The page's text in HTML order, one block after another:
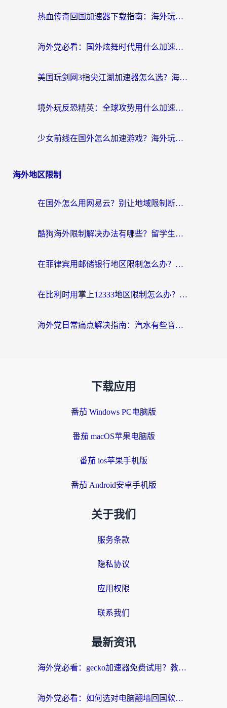
热血传奇回国加速器下载指南：海外玩家如何流畅砍怪不卡顿？
海外党必看：国外炫舞时代用什么加速器比较好？解决延迟卡顿的终极方案
美国玩剑网3指尖江湖加速器怎么选？海外党亲测避坑指南
境外玩反恐精英：全球攻势用什么加速器？2026海外玩家亲测实用指南
少女前线在国外怎么加速游戏？海外玩家必看的国服游戏畅玩指南
海外地区限制
在国外怎么用网易云？别让地域限制断了你的中文歌单——附听书社交定位解决方案
酷狗海外限制解决办法有哪些？留学生亲测有效的回国加速指南
在菲律宾用邮储银行地区限制怎么办？海外华人必看的回国加速解决方案
在比利时用掌上12333地区限制怎么办？海外华人亲测有效的回国加速方案
海外党日常痛点解决指南：汽水有些音乐在国外无法播放怎么办？
下载应用
番茄 Windows PC电脑版
番茄 macOS苹果电脑版
番茄 ios苹果手机版
番茄 Android安卓手机版
关于我们
服务条款
隐私协议
应用权限
联系我们
最新资讯
海外党必看：gecko加速器免费试用？教你选对回国加速器，无缝刷国内剧玩游戏
海外党必看：如何选对电脑翻墙回国软件，轻松解锁国内资源？